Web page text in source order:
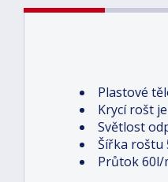
Plastové
Krycí rošt
Světlost
Šířka roštu
Průtok 60l/